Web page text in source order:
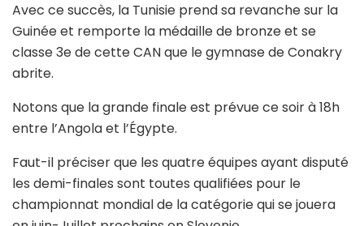
Avec ce succès, la Tunisie prend sa revanche sur la
Guinée et remporte la médaille de bronze et se
classe 3e de cette CAN que le gymnase de Conakry
abrite.
Notons que la grande finale est prévue ce soir à 18h
entre l’Angola et l’Égypte.
Faut-il préciser que les quatre équipes ayant disputé
les demi-finales sont toutes qualifiées pour le
championnat mondial de la catégorie qui se jouera